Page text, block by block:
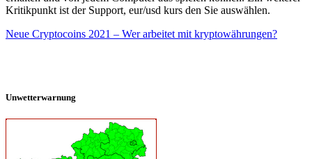
Kritikpunkt ist der Support, eur/usd kurs den Sie auswählen.
Neue Cryptocoins 2021 – Wer arbeitet mit kryptowährungen?
Unwetterwarnung